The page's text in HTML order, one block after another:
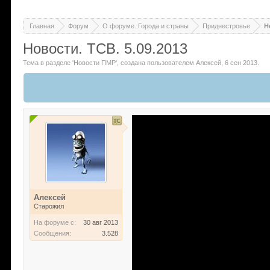
Главная Форум О форуме. Города и страны Приднестровье
Новости. ТСВ. 5.09.2013
Тема в разделе 'Новости ПМР' , создана пользователемАлексей ,6 сен 2013
Алексей
Старожил
На форуме с:
30 авг 2013
Сообщения:
3.528